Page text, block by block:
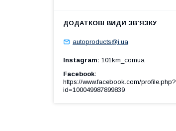
autoproducts@i.ua
Instagram 101km_comua
Facebook
https://www.facebook.com/profile.php?
id=100049987899839